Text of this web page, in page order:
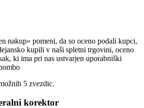
nakup« pomeni, da so oceno podali kupci,
kupili v naši spletni trgovini, oceno
ki ima pri nas ustvarjen uporabniški
5 zvezdic.
korektor